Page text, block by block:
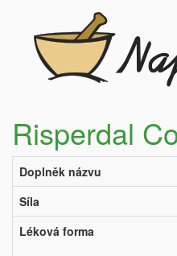
Risperdal
Doplněk názvu
Síla
Léková forma